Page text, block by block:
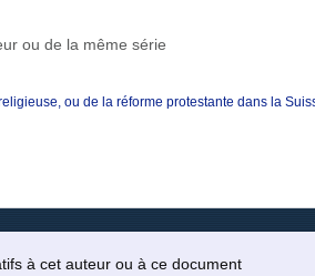
ou de la même série
ou de la réforme protestante dans la
à cet auteur ou à ce document